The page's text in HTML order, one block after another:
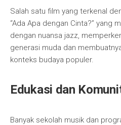
Salah satu film yang terkenal
“Ada Apa dengan Cinta?” yang
dengan nuansa jazz,
generasi muda dan
konteks budaya populer.
Edukasi dan
Banyak sekolah musik dan